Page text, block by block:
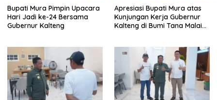
Bupati Mura Pimpin Upacara
Hari Jadi ke-24 Bersama
Gubernur Kalteng
Apresiasi Bupati Mura atas
Kunjungan Kerja Gubernur
Kalteng di Bumi Tana Malai